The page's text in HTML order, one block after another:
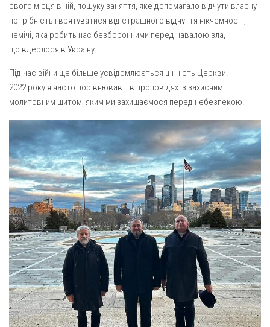
свого місця в ній, пошуку заняття, яке допомагало відчути власну
потрібність і врятуватися від страшного відчуття нікчемності,
немічі, яка робить нас безборонними перед навалою зла,
що вдерлося в Україну.
Під час війни ще більше усвідомлюється цінність Церкви.
2022 року я часто порівнював її в проповідях із захисним
молитовним щитом, яким ми захищаємося перед небезпекою.